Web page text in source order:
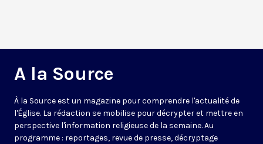
A la Source
À la Source est un magazine pour comprendre l'actualité de
l'Église. La rédaction se mobilise pour décrypter et mettre en
perspective l'information religieuse de la semaine. Au
programme : reportages, revue de presse, décryptage